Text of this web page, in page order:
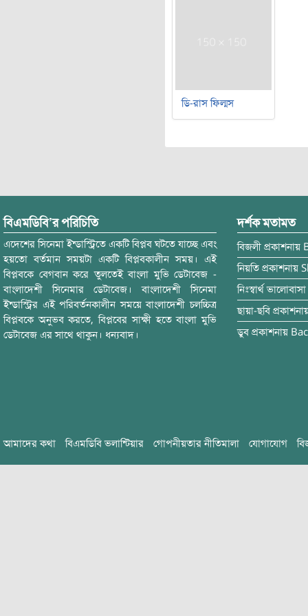
ডি-রাস ফিল্মস
বিএমডিবি’র পরিচিতি
এদেশের সিনেমা ইন্ডাস্ট্রিতে একটি বিপ্লব ঘটতে যাচ্ছে এবং
হয়তো বর্তমান সময়টা একটি বিপ্লবকালীন সময়। এই
বিপ্লবকে বেগবান করে তুলতেই বাংলা মুভি ডেটাবেজ -
বাংলাদেশী সিনেমার ডেটাবেজ। বাংলাদেশী সিনেমা
ইন্ডাস্ট্রির এই পরিবর্তনকালীন সময়ে বাংলাদেশী চলচ্চিত্র
বিপ্লবকে অনুভব করতে, বিপ্লবের সাক্ষী হতে বাংলা মুভি
ডেটাবেজ এর সাথে থাকুন। ধন্যবাদ।
দর্শক মতামত
বিজলী প্রকাশনায়
নিয়তি প্রকাশনায়
নিঃস্বার্থ ভালোবাসা
ছায়া-ছবি
ডুব প্রকাশনায়
আমাদের কথা বিএমডিবি ভলান্টিয়ার গোপনীয়তার নীতিমালা যোগাযোগ